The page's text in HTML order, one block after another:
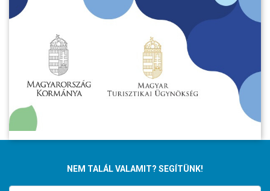
NEM TALÁL VALAMIT? SEGÍTÜNK!